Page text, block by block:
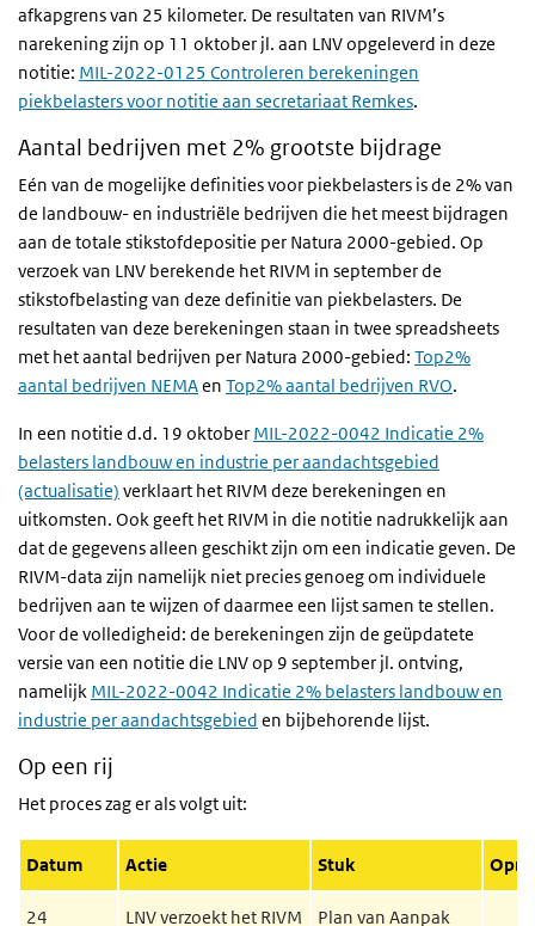
afkapgrens van 25 kilometer. De resultaten van RIVM’s
narekening zijn op 11 oktober jl. aan LNV opgeleverd in deze
notitie: MIL-2022-0125 Controleren berekeningen
piekbelasters voor notitie aan secretariaat Remkes.
Aantal bedrijven met 2% grootste bijdrage
Eén van de mogelijke definities voor piekbelasters is de 2% van
de landbouw- en industriële bedrijven die het meest bijdragen
aan de totale stikstofdepositie per Natura 2000-gebied. Op
verzoek van LNV berekende het RIVM in september de
stikstofbelasting van deze definitie van piekbelasters. De
resultaten van deze berekeningen staan in twee spreadsheets
met het aantal bedrijven per Natura 2000-gebied: Top2%
aantal bedrijven NEMAen Top2% aantal bedrijven RVO.
In een notitie d.d. 19 oktober MIL-2022-0042 Indicatie 2%
belasters landbouw en industrie per aandachtsgebied
(actualisatie) verklaart het RIVM deze berekeningen en
uitkomsten. Ook geeft het RIVM in die notitie nadrukkelijk aan
dat de gegevens alleen geschikt zijn om een indicatie geven. De
RIVM-data zijn namelijk niet precies genoeg om individuele
bedrijven aan te wijzen of daarmee een lijst samen te stellen.
Voor de volledigheid: de berekeningen zijn de geüpdatete
versie van een notitie die LNV op 9 september jl. ontving,
namelijk MIL-2022-0042 Indicatie 2% belasters landbouw en
industrie per aandachtsgebied en bijbehorende lijst.
Op een rij
Het proces zag er als volgt uit:
Datum Actie Stuk
24
LNV verzoekt het RIVM
Plan van Aanpak